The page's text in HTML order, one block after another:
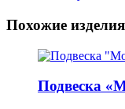
Похожие изделия
Подвеска